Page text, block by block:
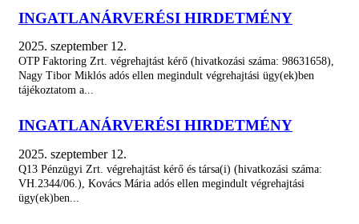
Eger Megyei Jogú Város Önkormányzata...
Ajánlatkérés - „Szociális...
Eger Megyei Jogú Város Önkormányzata...
Harminc év, számtalan emlék és egy...
MUTATJUK, MI TÖRTÉNIK EGER ÚTJAIN A...
Az elmúlt fél évszázad legnagyobb...
INGATLANÁRVERÉSI HIRDETMÉNY
2025. szeptember 12.
OTP Faktoring Zrt. végrehajtást kérő (hivatkozási száma: 98631658),
Nagy Tibor Miklós adós ellen megindult végrehajtási ügy(ek)ben
tájékoztatom a...
INGATLANÁRVERÉSI HIRDETMÉNY
2025. szeptember 12.
Q13 Pénzügyi Zrt. végrehajtást kérő és társa(i) (hivatkozási száma:
VH.2344/06.), Kovács Mária adós ellen megindult végrehajtási
ügy(ek)ben...